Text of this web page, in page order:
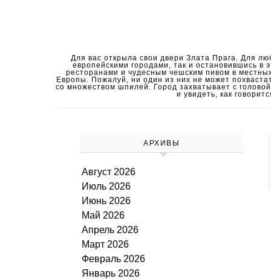
Для вас открыла свои двери Злата Прага. Для
европейскими городами, так и остановившись
ресторанами и чудесным чешским пивом в
Европы. Пожалуй, ни один из них не может
со множеством шпилей. Город захватывает с
и увидеть, как
АРХИВЫ
Август 2026
Июль 2026
Июнь 2026
Май 2026
Апрель 2026
Март 2026
Февраль 2026
Январь 2026